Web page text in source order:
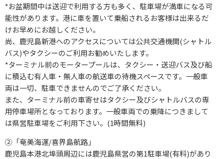
*お盆期間中は送迎で利用する方も多く、駐車場が満車になる可
能性があります。港に車を置いて乗船されるお客様は出来るだ
けお早めにお越しください。
尚、鹿児島新港へのアクセスについては公共交通機関(シャトル
バス)やタクシーのご利用お勧めいたします。
*ターミナル前のモータープールは、タクシー・送迎バス及び船
に積込む有人車・無人車の航送車の待機スペースです。一般車
両は一切、駐車できませんのでご了承ください。
また、ターミナル前の車寄せはタクシー及びシャトルバスの専
用停車場所となっております。一般車両での乗降につきまして
は県営駐車場をご利用下さい。(1時間無料)
②「奄美海運/喜界島航路」
鹿児島本港北埠頭周辺には鹿児島県営の第1駐車場(有料)があり